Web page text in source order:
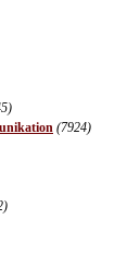
(7924)